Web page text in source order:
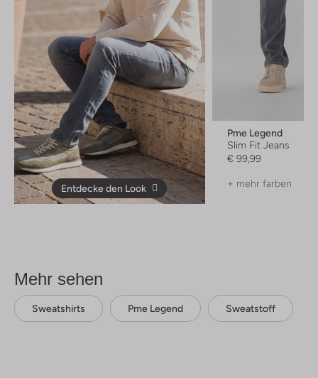
Entdecke den Look
Pme Legend
Slim Fit Jeans
€ 99,99
+ mehr farben
Mehr sehen
Sweatshirts Pme Legend Sweatstoff